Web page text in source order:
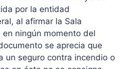
por la entidad
al afirmar la Sala
ningún momento del
se aprecia que
un seguro contra incendio o